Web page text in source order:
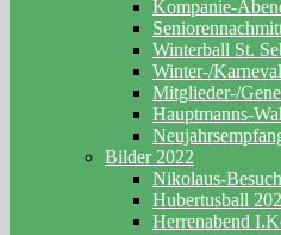
Kompanie-
Winterball St.
Winter-/
Mitglieder-/
Hauptmanns-
Bilder 2022
Nikolaus-
Hubertusball
Herrenabend